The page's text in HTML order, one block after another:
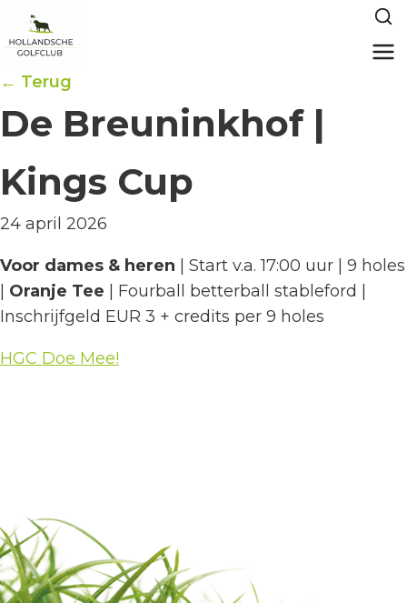
← Terug
De Breuninkhof |
Kings Cup
24 april 2026
Voor dames & heren | Start v.a. 17:00 uur | 9 holes
Oranje Tee | Fourball betterball stableford |
Inschrijfgeld EUR 3 + credits per 9 holes
HGC Doe Mee!